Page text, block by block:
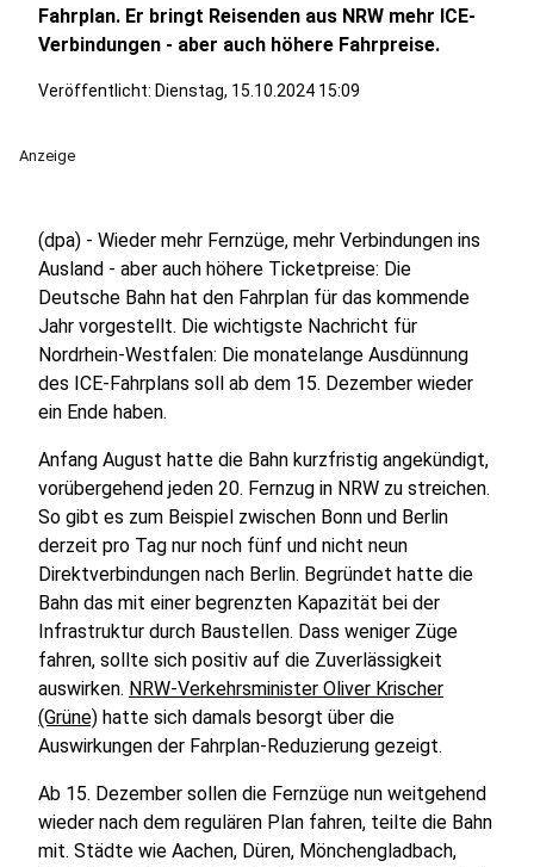
Fahrplan. Er bringt Reisenden aus NRW mehr ICE-
Verbindungen - aber auch höhere Fahrpreise.
Veröffentlicht: Dienstag, 15.10.2024 15:09
Anzeige
(dpa) - Wieder mehr Fernzüge, mehr Verbindungen ins
Ausland - aber auch höhere Ticketpreise: Die
Deutsche Bahn hat den Fahrplan für das kommende
Jahr vorgestellt. Die wichtigste Nachricht für
Nordrhein-Westfalen: Die monatelange Ausdünnung
des ICE-Fahrplans soll ab dem 15. Dezember wieder
ein Ende haben.
Anfang August hatte die Bahn kurzfristig angekündigt,
vorübergehend jeden 20. Fernzug in NRW zu streichen.
So gibt es zum Beispiel zwischen Bonn und Berlin
derzeit pro Tag nur noch fünf und nicht neun
Direktverbindungen nach Berlin. Begründet hatte die
Bahn das mit einer begrenzten Kapazität bei der
Infrastruktur durch Baustellen. Dass weniger Züge
fahren, sollte sich positiv auf die Zuverlässigkeit
auswirken. NRW-Verkehrsminister Oliver Krischer
(Grüne) hatte sich damals besorgt über die
Auswirkungen der Fahrplan-Reduzierung gezeigt.
Ab 15. Dezember sollen die Fernzüge nun weitgehend
wieder nach dem regulären Plan fahren, teilte die Bahn
mit. Städte wie Aachen, Düren, Mönchengladbach,